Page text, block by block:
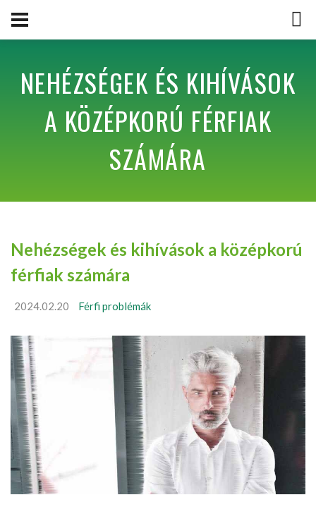
NEHÉZSÉGEK ÉS KIHÍVÁSOK
A KÖZÉPKORÚ FÉRFIAK
SZÁMÁRA
Nehézségek és kihívások a középkorú
férfiak számára
2024.02.20 Férfi problémák